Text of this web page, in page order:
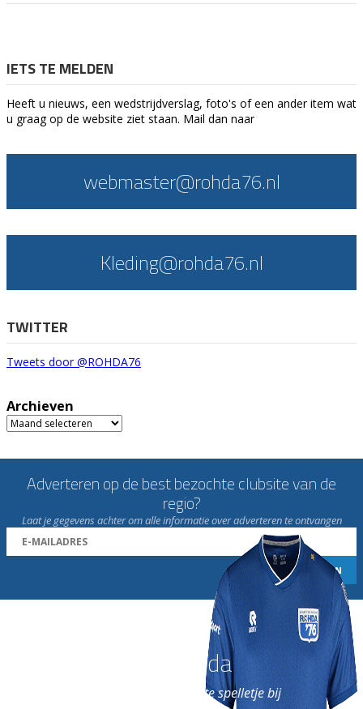
IETS TE MELDEN
Heeft u nieuws, een wedstrijdverslag, foto's of een ander item wat
u graag op de website ziet staan. Mail dan naar
webmaster@rohda76.nl
Kleding@rohda76.nl
TWITTER
Tweets door @ROHDA76
Archieven
Archieven
Adverteren op de best bezochte clubsite van de
regio?
Laat je gegevens achter om alle informatie over adverteren te ontvangen
Word nu lid van Rohda
en geniet iedere week van het leukste spelletje bij